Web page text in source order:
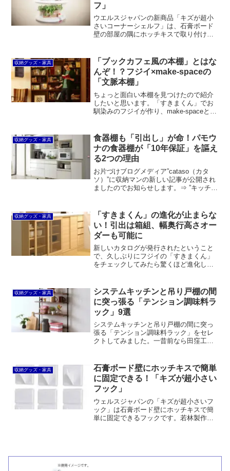
フ」
ウエルスジャパンの新商品「キズが超小
さいコーナーシェルフ」は、石膏ボード
壁の部屋の隅にホッチキスで取り付けら
脂製で見た目も微妙。競合商品に勝ち目
があるとは思えません。
収納グッズ・家具
「ブックカフェ風の本棚」とはな
んぞ！？フジイ×make-spaceの
「文脈本棚」
ちょっと面白い本棚を見つけたので紹介
したいと思います。「すきまくん」でお
馴染みのフジイが作り、make-spaceとい
う本棚です。フジイ×make-space...
収納グッズ・家具
食器棚も「引出し」が命！パモウ
ナの食器棚が「10年保証」を謳え
る2つの理由
お片づけブログメディア”cataso（カタ
ソ）”に収納マンの新しい記事が公開され
ましたのでお知らせします。⇒ ”キッチン
ソの記事の元となる質問を見たとき、
「あー、世間...
収納グッズ・家具
「すきまくん」の進化が止まらな
い！引出は箱組、幅奥行高さオー
ダーも可能に
新しいカタログが発行されたということ
で、久しぶりにフジイの「すきまくん」
をチェックしてみたら驚くほど進化して
も最適化され、幅×奥行×高さ1cmオーダ
ー可能な3Dすきまくんも登場していま
す。
収納グッズ・家具
システムキッチンと吊り戸棚の間
に突っ張る「テンション調味料ラ
ック」9選
システムキッチンと吊り戸棚の間に突っ
張る「テンション調味料ラック」をセレ
クトしてみました。一昔前なら田窪工業
ックタイプのほか、燕三条のステンレス
仕様も良いですね。
収納グッズ・家具
石膏ボード壁にホッチキスで簡単
に固定できる！「キズが超小さい
フック」
ウェルスジャパンの「キズが超小さいフ
ック」は石膏ボード壁にホッチキスで簡
単に固定できるフックです。若林製作所